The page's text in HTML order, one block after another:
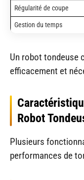
Régularité de coupe
Gestion du temps
Un robot tondeuse
efficacement et
Robot
Plusieurs
performances de